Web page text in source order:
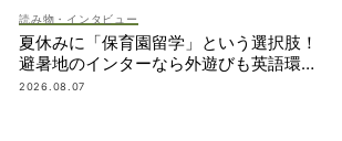
読み物・インタビュー
夏休みに「保育園留学」という選択肢！
避暑地のインターなら外遊びも英語環境
もいいとこ取り
2026.08.07